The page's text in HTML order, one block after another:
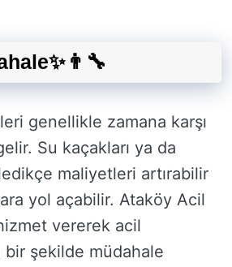
genellikle zamana karşı
Su kaçakları ya da
maliyetleri artırabilir
yol açabilir. Ataköy Acil
vererek acil
bir şekilde müdahale